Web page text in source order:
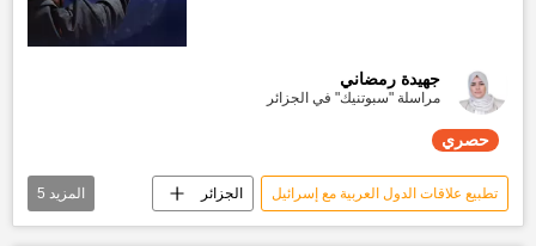
جهيدة رمضاني
مراسلة "سبوتنيك" في الجزائر
حصري
تطبيع علاقات الدول العربية مع إسرائيل الجزائر
تطبيع العلاقات الحرب إيران
المزيد 5